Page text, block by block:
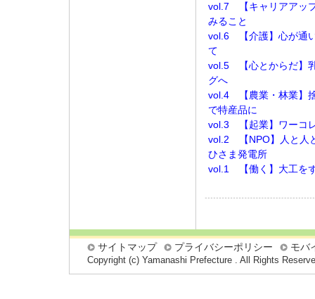
vol.7 【キャリアアッ
みること
vol.6 【介護】心が通
て
vol.5 【心とからだ】
グへ
vol.4 【農業・林業】
で特産品に
vol.3 【起業】ワーコ
vol.2 【NPO】人と人
ひさま発電所
vol.1 【働く】大工を
サイトマップ プライバシーポリシー モバ
Copyright (c) Yamanashi Prefecture . All Rights